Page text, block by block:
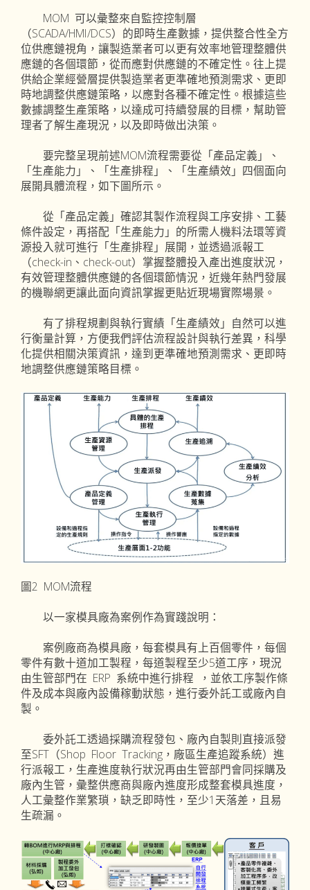
MOM 可以彙整來自監控控制層
（SCADA/HMI/DCS）的即時生產數據，提供整合性全方
位供應鏈視角，讓製造業者可以更有效率地管理整體供
應鏈的各個環節，從而應對供應鏈的不確定性。往上提
供給企業經營層提供製造業者更準確地預測需求、更即
時地調整供應鏈策略，以應對各種不確定性。根據這些
數據調整生產策略，以達成可持續發展的目標，幫助管
理者了解生產現況，以及即時做出決策。
要完整呈現前述MOM流程需要從「產品定義」、
「生產能力」、「生產排程」、「生產績效」四個面向
展開具體流程，如下圖所示。
從「產品定義」確認其製作流程與工序安排、工藝
條件設定，再搭配「生產能力」的所需人機料法環等資
源投入就可進行「生產排程」展開，並透過派報工
（check-in、check-out）掌握整體投入產出進度狀況，
有效管理整體供應鏈的各個環節情況，近幾年熱門發展
的機聯網更讓此面向資訊掌握更貼近現場實際場景。
有了排程規劃與執行實績「生產績效」自然可以進
行衡量計算，方便我們評估流程設計與執行差異，科學
化提供相關決策資訊，達到更準確地預測需求、更即時
地調整供應鏈策略目標。
圖2 MOM流程
以一家模具廠為案例作為實踐說明：
案例廠商為模具廠，每套模具有上百個零件，每個
零件有數十道加工製程，每道製程至少5道工序，現況
由生管部門在 ERP 系統中進行排程 ，並依工序製作條
件及成本與廠內設備稼動狀態，進行委外託工或廠內自
製。
委外託工透過採購流程發包、廠內自製則直接派發
至SFT（Shop Floor Tracking，廠區生產追蹤系統）進
行派報工，生產進度執行狀況再由生管部門會同採購及
廠內生管，彙整供應商與廠內進度形成整套模具進度，
人工彙整作業繁瑣，缺乏即時性，至少1天落差，且易
生疏漏。